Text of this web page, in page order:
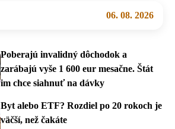
06. 08. 2026
Poberajú invalidný dôchodok a
zarábajú vyše 1 600 eur mesačne. Štát
im chce siahnuť na dávky
Byt alebo ETF? Rozdiel po 20 rokoch je
väčší, než čakáte